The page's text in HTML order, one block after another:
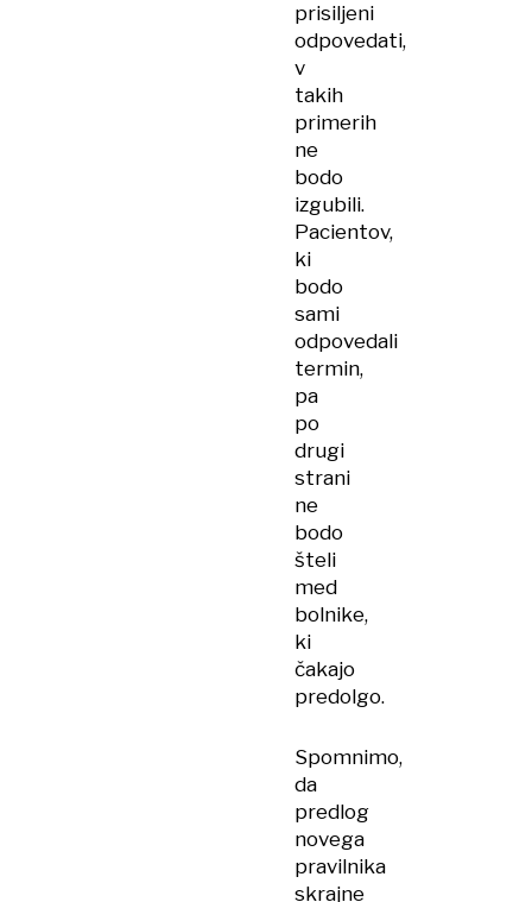
prisiljeni
odpovedati,
v
takih
primerih
ne
bodo
izgubili.
Pacientov,
ki
bodo
sami
odpovedali
termin,
pa
po
drugi
strani
ne
bodo
šteli
med
bolnike,
ki
čakajo
predolgo.
Spomnimo,
da
predlog
novega
pravilnika
skrajne